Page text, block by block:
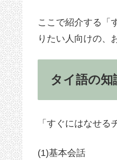
ここで紹介する「
りたい人向けの、
タイ語の
「すぐにはなせる
(1)基本会話